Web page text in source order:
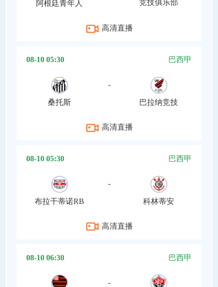
阿根廷青年人 竞技俱乐部
高清直播
08-10 05:30 巴西甲
桑托斯
-
巴拉纳竞技
高清直播
08-10 05:30 巴西甲
布拉干蒂诺RB
-
科林蒂安
高清直播
08-10 06:30 巴西甲
-